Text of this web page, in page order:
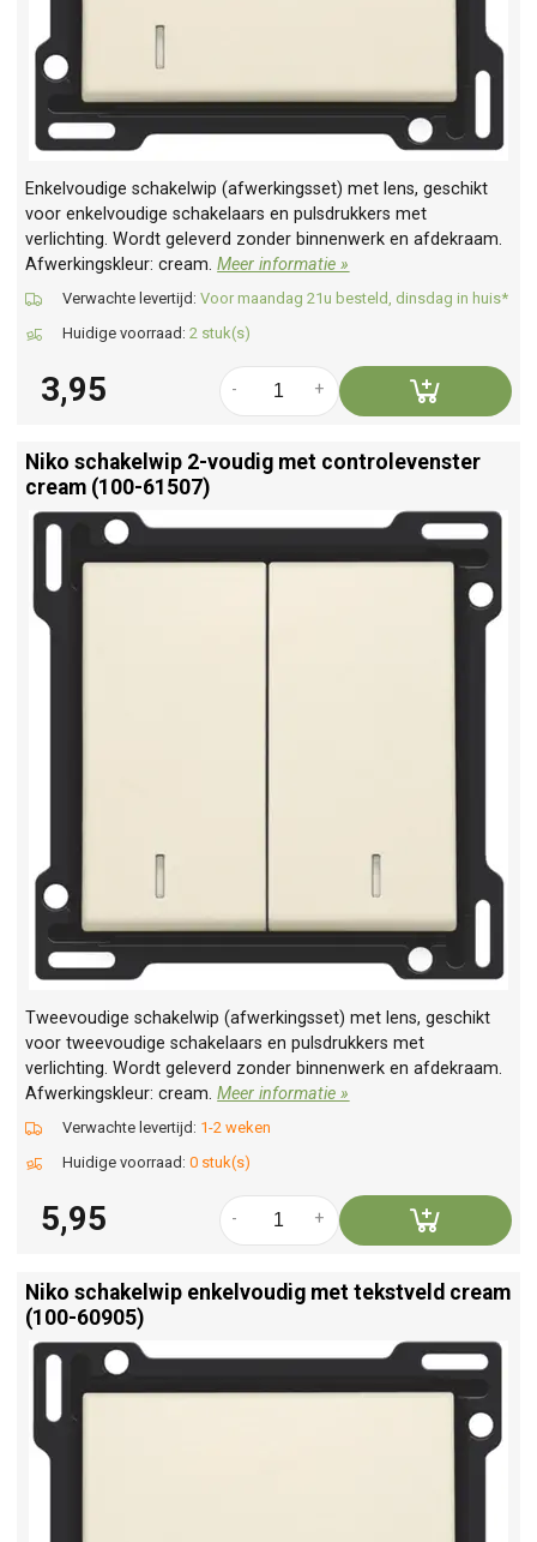
Enkelvoudige schakelwip (afwerkingsset) met lens, geschikt
voor enkelvoudige schakelaars en pulsdrukkers met
verlichting. Wordt geleverd zonder binnenwerk en afdekraam.
Afwerkingskleur: cream.Meer informatie »
Verwachte levertijd: Voor maandag 21u besteld, dinsdag in huis*
Huidige voorraad: 2 stuk(s)
3,95 +
-
Niko schakelwip 2-voudig met controlevenster
cream (100-61507)
Tweevoudige schakelwip (afwerkingsset) met lens, geschikt
voor tweevoudige schakelaars en pulsdrukkers met
verlichting. Wordt geleverd zonder binnenwerk en afdekraam.
Afwerkingskleur: cream.Meer informatie »
Verwachte levertijd: 1-2 weken
Huidige voorraad: 0 stuk(s)
5,95 +
-
Niko schakelwip enkelvoudig met tekstveld cream
(100-60905)